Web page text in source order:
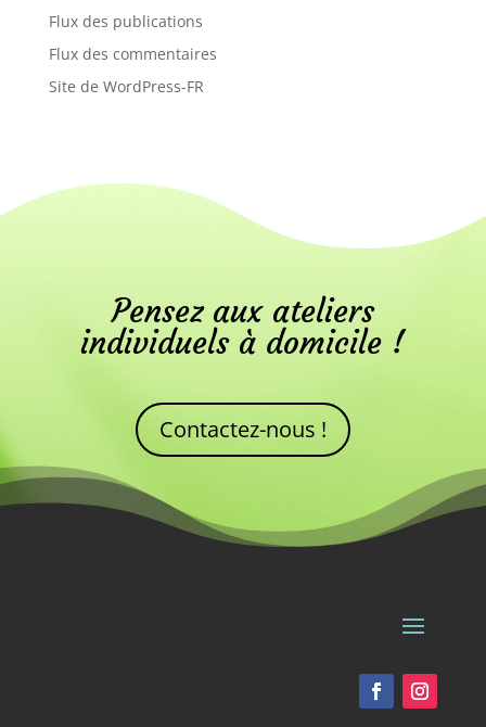
Flux des publications
Flux des commentaires
Site de WordPress-FR
Pensez aux ateliers
individuels à domicile !
Contactez-nous !